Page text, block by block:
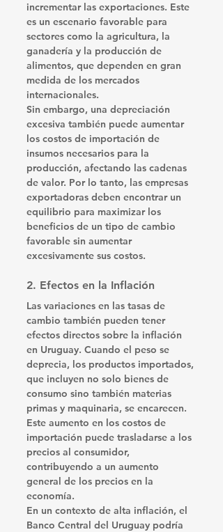
incrementar las exportaciones. Este
es un escenario favorable para
sectores como la agricultura, la
ganadería y la producción de
alimentos, que dependen en gran
medida de los mercados
internacionales.
Sin embargo, una depreciación
excesiva también puede aumentar
los costos de importación de
insumos necesarios para la
producción, afectando las cadenas
de valor. Por lo tanto, las empresas
exportadoras deben encontrar un
equilibrio para maximizar los
beneficios de un tipo de cambio
favorable sin aumentar
excesivamente sus costos.
2. Efectos en la Inflación
Las variaciones en las tasas de
cambio también pueden tener
efectos directos sobre la inflación
en Uruguay. Cuando el peso se
deprecia, los productos importados,
que incluyen no solo bienes de
consumo sino también materias
primas y maquinaria, se encarecen.
Este aumento en los costos de
importación puede trasladarse a los
precios al consumidor,
contribuyendo a un aumento
general de los precios en la
economía.
En un contexto de alta inflación, el
Banco Central del Uruguay podría